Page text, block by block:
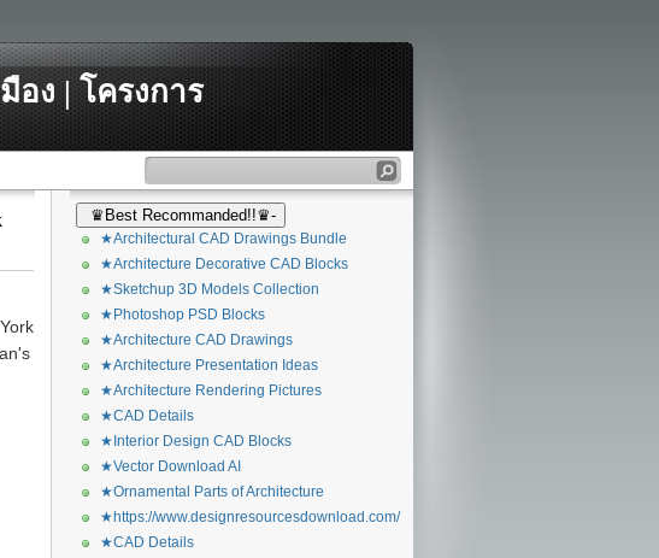
อง | โครงการ
♛Best Recommanded!!♛-
★Architectural CAD Drawings Bundle
★Architecture Decorative CAD Blocks
★Sketchup 3D Models Collection
★Photoshop PSD Blocks
★Architecture CAD Drawings
★Architecture Presentation Ideas
★Architecture Rendering Pictures
★CAD Details
★Interior Design CAD Blocks
★Vector Download AI
★Ornamental Parts of Architecture
★https://www.designresourcesdownload.com/
★CAD Details